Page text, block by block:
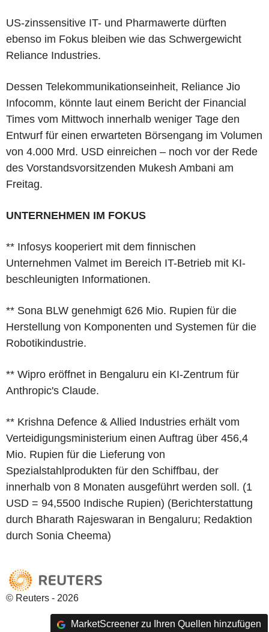
US-zinssensitive IT- und Pharmawerte dürften
ebenso im Fokus bleiben wie das Schwergewicht
Reliance Industries.
Dessen Telekommunikationseinheit, Reliance Jio
Infocomm, könnte laut einem Bericht der Financial
Times vom Mittwoch innerhalb weniger Tage den
Entwurf für einen erwarteten Börsengang im Volumen
von 4.000 Mrd. USD einreichen – noch vor der Rede
des Vorstandsvorsitzenden Mukesh Ambani am
Freitag.
UNTERNEHMEN IM FOKUS
** Infosys kooperiert mit dem finnischen
Unternehmen Valmet im Bereich IT-Betrieb mit KI-
beschleunigten Informationen.
** Sona BLW genehmigt 626 Mio. Rupien für die
Herstellung von Komponenten und Systemen für die
Robotikindustrie.
** Wipro eröffnet in Bengaluru ein KI-Zentrum für
Anthropic's Claude.
** Krishna Defence & Allied Industries erhält vom
Verteidigungsministerium einen Auftrag über 456,4
Mio. Rupien für die Lieferung von
Spezialstahlprodukten für den Schiffbau, der
innerhalb von 8 Monaten ausgeführt werden soll. (1
USD = 94,5500 Indische Rupien) (Berichterstattung
durch Bharath Rajeswaran in Bengaluru; Redaktion
durch Sonia Cheema)
© Reuters - 2026
MarketScreener zu Ihren Quellen hinzufügen